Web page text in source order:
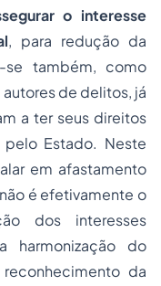
o interesse
, para redução da
se também, como
de delitos, já
a ter seus direitos
pelo Estado. Neste
em afastamento
é efetivamente o
dos interesses
harmonização do
da